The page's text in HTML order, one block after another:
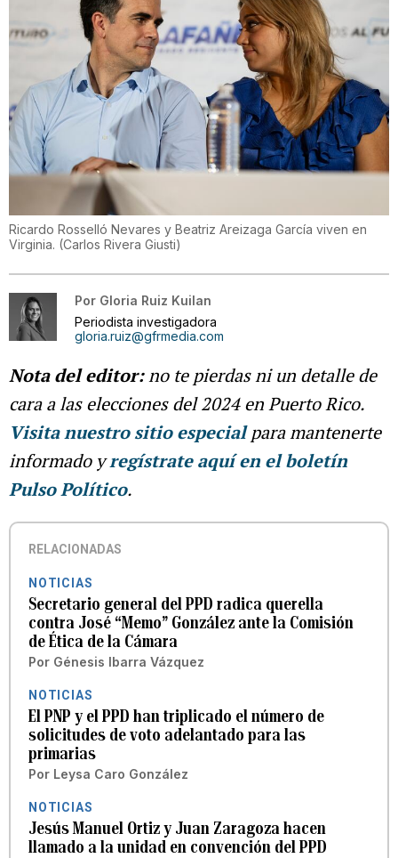
Ricardo Rosselló Nevares y Beatriz Areizaga García viven en
Virginia. (Carlos Rivera Giusti)
Por Gloria Ruiz Kuilan
Periodista investigadora
gloria.ruiz@gfrmedia.com
Nota del editor:no te pierdas ni un detalle de
cara a las elecciones del 2024 en Puerto Rico.
Visita nuestro sitio especialpara mantenerte
informado yregístrate aquí en el boletín
Pulso Político.
RELACIONADAS
NOTICIAS
Secretario general del PPD radica querella
contra José “Memo” González ante la Comisión
de Ética de la Cámara
Por Génesis Ibarra Vázquez
NOTICIAS
El PNP y el PPD han triplicado el número de
solicitudes de voto adelantado para las
primarias
Por Leysa Caro González
NOTICIAS
Jesús Manuel Ortiz y Juan Zaragoza hacen
llamado a la unidad en convención del PPD